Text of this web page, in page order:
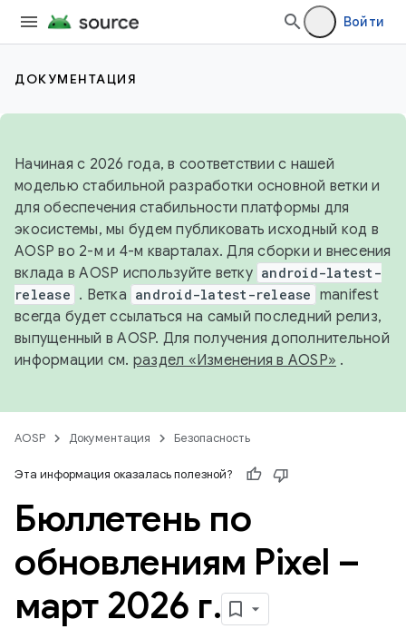
Войти
ДОКУМЕНТАЦИЯ
Начиная с 2026 года, в соответствии с нашей
моделью стабильной разработки основной ветки и
для обеспечения стабильности платформы для
экосистемы, мы будем публиковать исходный код в
AOSP во 2-м и 4-м кварталах. Для сборки и внесения
вклада в AOSP используйте ветку android-latest-
release . Ветка android-latest-release manifest
всегда будет ссылаться на самый последний релиз,
выпущенный в AOSP. Для получения дополнительной
информации см. раздел «Изменения в AOSP» .
AOSP Документация Безопасность
Эта информация оказалась полезной?
Бюллетень по
обновлениям Pixel –
март 2026 г.